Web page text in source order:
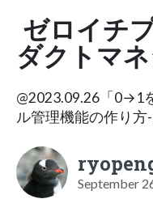
ゼロイチ
ダクトマ
@2023.09.26「0→1
ル管理機能の作り方
September